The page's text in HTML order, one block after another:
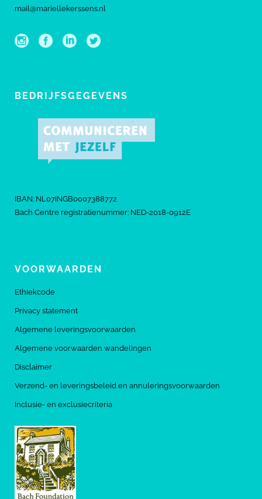
mail@mariellekerssens.nl
BEDRIJFSGEGEVENS
IBAN: NL07INGB0007388772
Bach Centre registratienummer: NED-2018-0912E
VOORWAARDEN
Ethiekcode
Privacy statement
Algemene leveringsvoorwaarden
Algemene voorwaarden wandelingen
Disclaimer
Verzend- en leveringsbeleid en annuleringsvoorwaarden
Inclusie- en exclusiecriteria